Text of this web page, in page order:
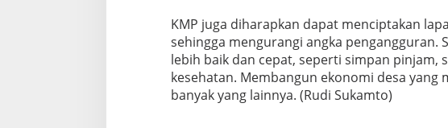
KMP juga diharapkan dapat menciptakan
sehingga mengurangi angka pengangguran.
lebih baik dan cepat, seperti simpan pinjam,
kesehatan. Membangun ekonomi desa yang
banyak yang lainnya. (Rudi Sukamto)